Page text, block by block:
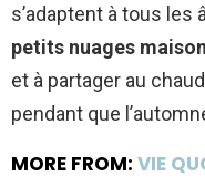
s’adaptent à tous les
petits nuages maison
et à partager au
pendant que
MORE FROM: VIE